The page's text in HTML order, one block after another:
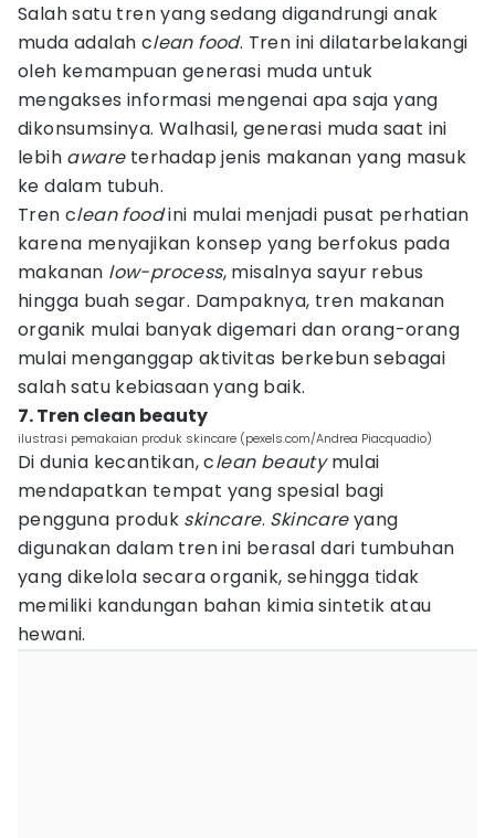
Salah satu tren yang sedang digandrungi anak
muda adalah clean food. Tren ini dilatarbelakangi
oleh kemampuan generasi muda untuk
mengakses informasi mengenai apa saja yang
dikonsumsinya. Walhasil, generasi muda saat ini
lebih awareterhadap jenis makanan yang masuk
ke dalam tubuh.
Tren clean foodini mulai menjadi pusat perhatian
karena menyajikan konsep yang berfokus pada
makanan low-process, misalnya sayur rebus
hingga buah segar. Dampaknya, tren makanan
organik mulai banyak digemari dan orang-orang
mulai menganggap aktivitas berkebun sebagai
salah satu kebiasaan yang baik.
7. Tren clean beauty
ilustrasi pemakaian produk skincare (pexels.com/Andrea Piacquadio)
Di dunia kecantikan, clean beautymulai
mendapatkan tempat yang spesial bagi
pengguna produk skincare. Skincareyang
digunakan dalam tren ini berasal dari tumbuhan
yang dikelola secara organik, sehingga tidak
memiliki kandungan bahan kimia sintetik atau
hewani.